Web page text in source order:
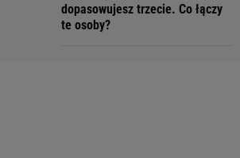
dopasowujesz trzecie. Co łączy
te osoby?